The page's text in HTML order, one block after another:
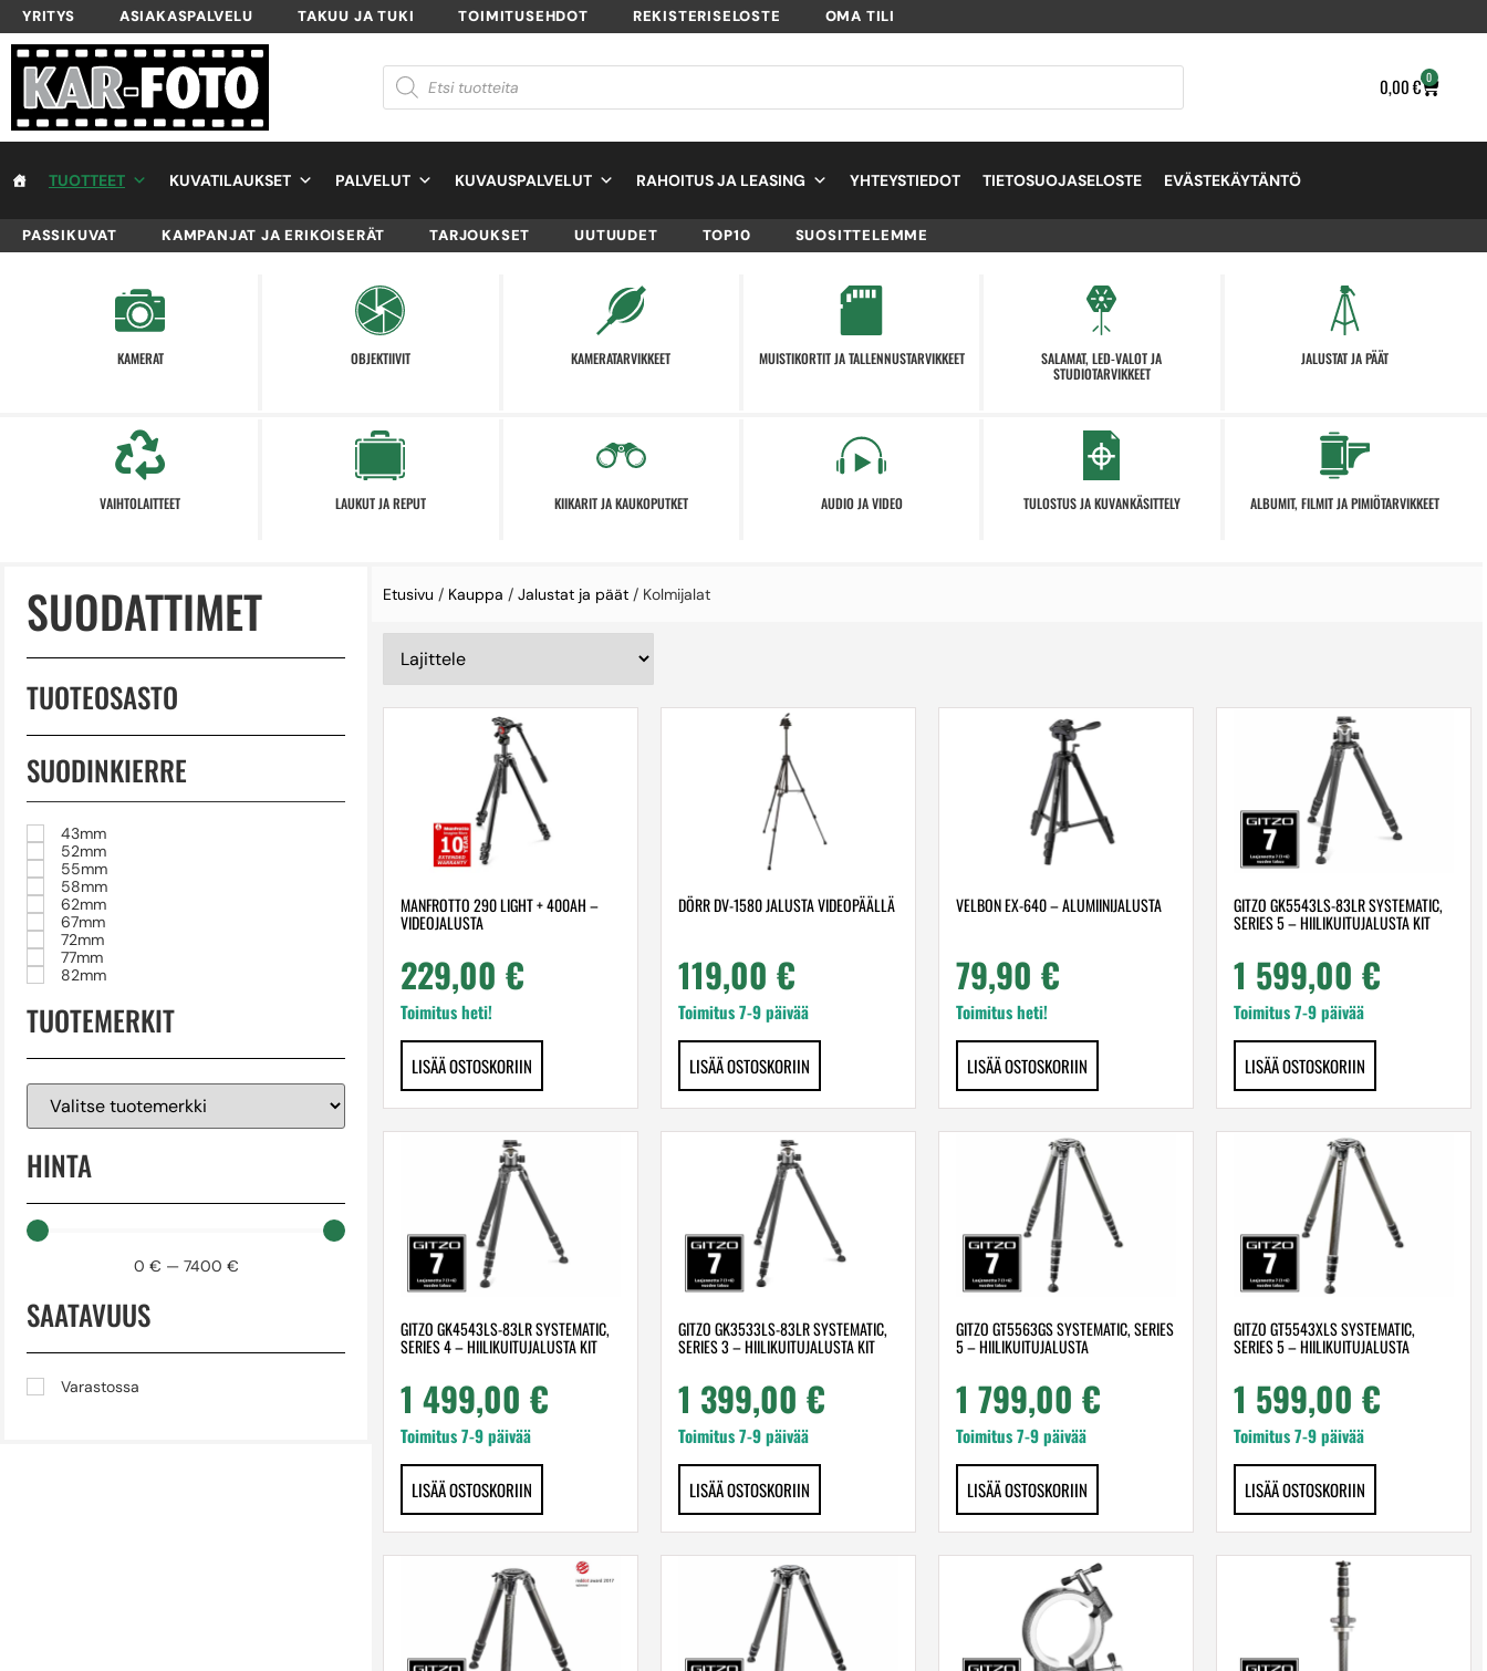
YRITYS ASIAKASPALVELU TAKUU JA TUKI TOIMITUSEHDOT REKISTERISELOSTE OMA TILI
0,00€ 0
TUOTTEET KUVATILAUKSET PALVELUT KUVAUSPALVELUT RAHOITUS JA LEASING YHTEYSTIEDOT TIETOSUOJASELOSTE EVÄSTEKÄYTÄNTÖ
PASSIKUVAT KAMPANJAT JA ERIKOISERÄT TARJOUKSET UUTUUDET TOP10 SUOSITTELEMME
KAMERAT OBJEKTIIVIT KAMERATARVIKKEET MUISTIKORTIT JA TALLENNUSTARVIKKEET
SALAMAT, LED-VALOT JA
STUDIOTARVIKKEET
JALUSTAT JA PÄÄT
VAIHTOLAITTEET LAUKUT JA REPUT KIIKARIT JA KAUKOPUTKET AUDIO JA VIDEO TULOSTUS JA KUVANKÄSITTELY ALBUMIT, FILMIT JA PIMIÖTARVIKKEET
SUODATTIMET
TUOTEOSASTO
SUODINKIERRE
43mm
52mm
55mm
58mm
62mm
67mm
72mm
77mm
82mm
TUOTEMERKIT
HINTA
0 € — 7400 €
SAATAVUUS
Varastossa
Etusivu / Kauppa / Jalustat ja päät / Kolmijalat
MANFROTTO 290 LIGHT + 400AH –
VIDEOJALUSTA
229,00 €
Toimitus heti!
LISÄÄ OSTOSKORIIN
DÖRR DV-1580 JALUSTA VIDEOPÄÄLLÄ
119,00 €
Toimitus 7-9 päivää
LISÄÄ OSTOSKORIIN
VELBON EX-640 – ALUMIINIJALUSTA
79,90 €
Toimitus heti!
LISÄÄ OSTOSKORIIN
GITZO GK5543LS-83LR SYSTEMATIC,
SERIES 5 – HIILIKUITUJALUSTA KIT
1 599,00 €
Toimitus 7-9 päivää
LISÄÄ OSTOSKORIIN
GITZO GK4543LS-83LR SYSTEMATIC,
SERIES 4 – HIILIKUITUJALUSTA KIT
1 499,00 €
Toimitus 7-9 päivää
LISÄÄ OSTOSKORIIN
GITZO GK3533LS-83LR SYSTEMATIC,
SERIES 3 – HIILIKUITUJALUSTA KIT
1 399,00 €
Toimitus 7-9 päivää
LISÄÄ OSTOSKORIIN
GITZO GT5563GS SYSTEMATIC, SERIES
5 – HIILIKUITUJALUSTA
1 799,00 €
Toimitus 7-9 päivää
LISÄÄ OSTOSKORIIN
GITZO GT5543XLS SYSTEMATIC,
SERIES 5 – HIILIKUITUJALUSTA
1 599,00 €
Toimitus 7-9 päivää
LISÄÄ OSTOSKORIIN